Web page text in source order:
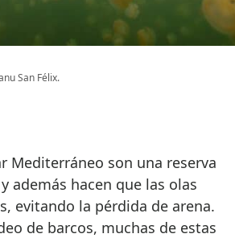
San Félix.
Mediterráneo son una reserva
además hacen que las olas
evitando la pérdida de arena.
de barcos, muchas de estas